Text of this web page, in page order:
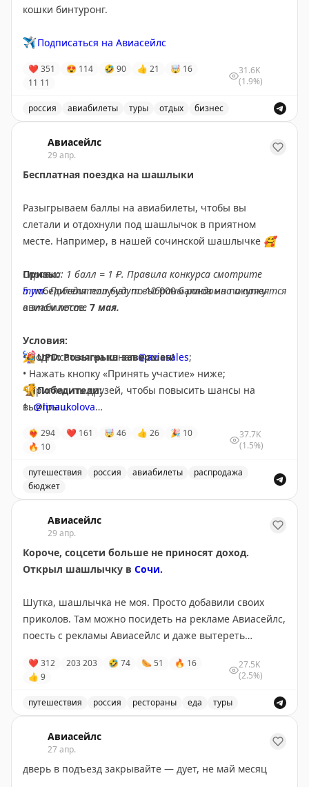
кошки бинтуронг.
✈️ Подписаться на Авиасейлс
❤ 351 😍 114 🤣 90 👍 21 🤯 16
11 11
31.6K
(1.9%)
россия авиабилеты туры отдых бизнес
Авиасейлс
29 апр.
Бесплатная поездка на шашлыки
Разыгрываем баллы на авиабилеты, чтобы вы
слетали и отдохнули под шашлычок в приятном
месте. Например, в нашей сочинской шашлычке 🥰
Призы:
5 победителя получат по 10 000 баллов на покупку
авиабилетов.
Условия:
• Подписаться на канал@aviasales;
• Нажать кнопку «Принять участие» ниже;
• Пригласить друзей, чтобы повысить шансы на
выигрыш.
Справка: 1 балл = 1 ₽. Правила конкурса смотрите
тут.Победители будут выбраны рандомно и появятся
в этом посте 7 мая.
🎉 UPD: Розыгрыш завершен!
🏆 Победители:
1.@linaukolova
3.@alexandra9819
4.@proizdpo
5.@Eleas666
❤‍🔥 294 ❤ 161 🤯 46 👍 26 🎉 10
🔥 10
37.7K
(1.5%)
путешествия россия авиабилеты
распродажа
бюджет
Авиасейлс
29 апр.
Короче, соцсети больше не приносят доход.
Открыл шашлычку в Сочи.
Шутка, шашлычка не моя. Просто добавили своих
приколов. Там можно посидеть на рекламе Авиасейлс,
поесть с рекламы Авиасейлс и даже вытереть
в Телеграм.
Прилетайте, приходите, поедите, поперд... так ну
последнее это опционально.
Записывайте адрес: Сочи, Парковая улица, 13
❤ 312 203203 🤣 74 🌭 51 🔥 16
👍 9
27.5K
(2.5%)
путешествия россия рестораны еда туры
Авиасейлс
27 апр.
дверь в подъезд закрывайте — дует, не май месяц